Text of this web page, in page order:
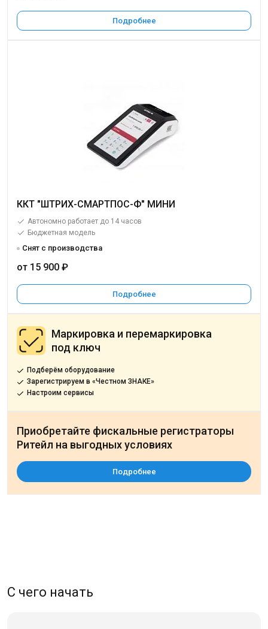
Подробнее
ККТ "ШТРИХ-СМАРТПОС-Ф" МИНИ
Автономно работает до 14 часов
Бюджетная модель
Снят с производства
от 15 900 ₽
Подробнее
Маркировка и перемаркировка
под ключ
Подберём оборудование
Зарегистрируем в «Честном ЗНАКЕ»
Настроим сервисы
Приобретайте фискальные регистраторы
Ритейл на выгодных условиях
Подробнее
С чего начать